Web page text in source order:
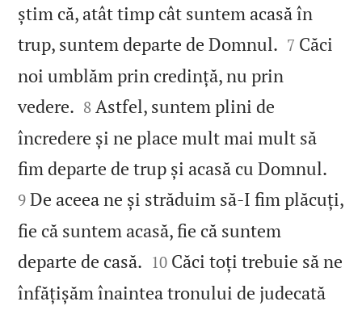
știm că, atât timp cât suntem acasă în
trup, suntem departe de Domnul. 

7 Căci
noi umblăm prin credință, nu prin
vedere. 

8 Astfel, suntem plini de
încredere și ne place mult mai mult să
fim departe de trup și acasă cu Domnul.
9 De aceea ne și străduim să‑I fim plăcuți,
fie că suntem acasă, fie că suntem
departe de casă. 

10 Căci toți trebuie să ne
înfățișăm înaintea tronului de judecată